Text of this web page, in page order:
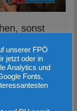
sonst
unserer FPÖ
jetzt oder in
Analytics und
Fonts,